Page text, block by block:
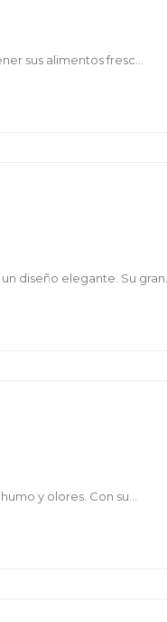
sus alimentos fresc...
diseño elegante. Su gran...
y olores. Con su...